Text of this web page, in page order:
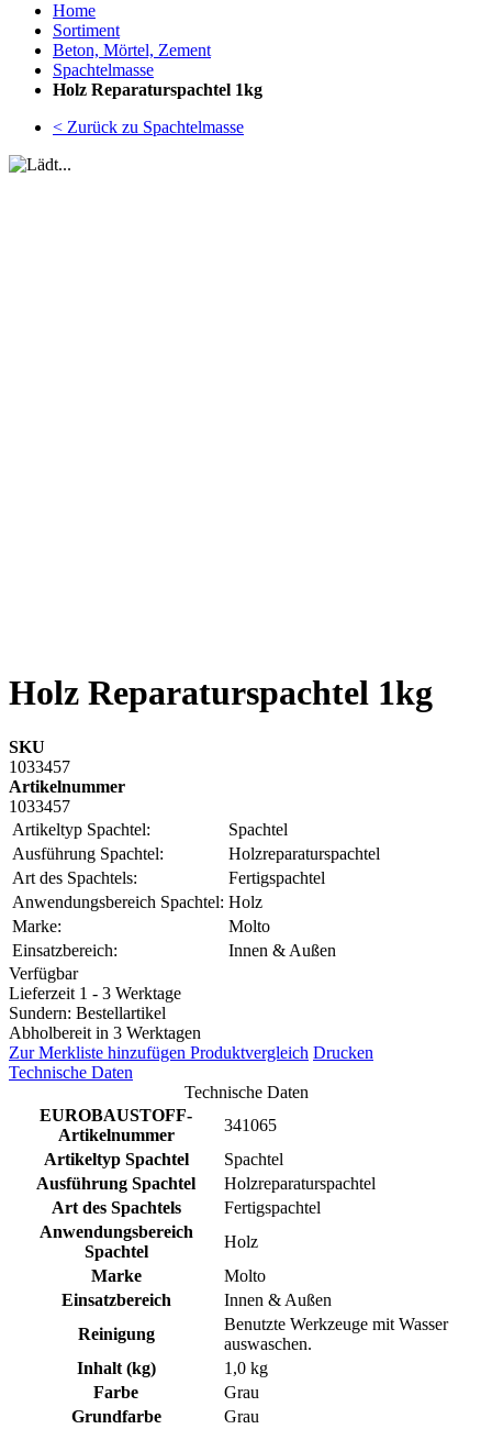
Home
Sortiment
Beton, Mörtel, Zement
Spachtelmasse
Holz Reparaturspachtel 1kg
< Zurück zu Spachtelmasse
Holz Reparaturspachtel 1kg
SKU
1033457
Artikelnummer
1033457
Artikeltyp Spachtel:
Spachtel
Ausführung Spachtel:
Holzreparaturspachtel
Art des Spachtels:
Fertigspachtel
Anwendungsbereich Spachtel: Holz
Marke:
Molto
Einsatzbereich:
Innen & Außen
Verfügbar
Lieferzeit 1 - 3 Werktage
Sundern: Bestellartikel
Abholbereit in 3 Werktagen
Zur Merkliste hinzufügen Produktvergleich Drucken
Technische Daten
Technische Daten
EUROBAUSTOFF-
Artikelnummer
341065
Artikeltyp Spachtel
Spachtel
Ausführung Spachtel
Holzreparaturspachtel
Art des Spachtels
Fertigspachtel
Anwendungsbereich
Spachtel
Holz
Marke
Molto
Einsatzbereich
Innen & Außen
Reinigung
Benutzte Werkzeuge mit Wasser
auswaschen.
Inhalt (kg)
1,0 kg
Farbe
Grau
Grundfarbe
Grau